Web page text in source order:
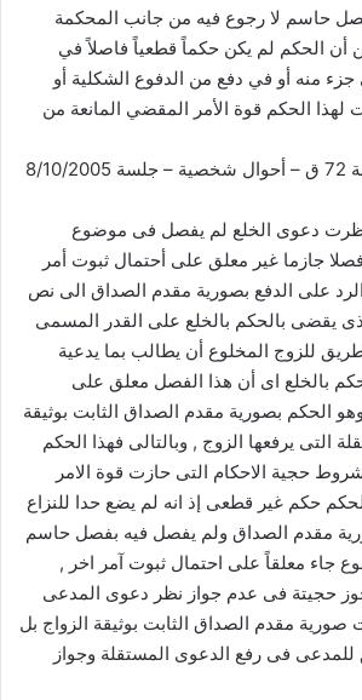
حاسم لا رجوع فيه من جانب المحكمة
أن الحكم لم يكن حكماً قطعياً فاصلاً في
منه أو في دفع من الدفوع الشكلية أو
لهذا الحكم قوة الأمر المقضي المانعة من
( الطعن رقم 558 لسنة 72 ق – أحوال شخصية – جلسة 8/10/2005
دعوى الخلع لم يفصل فى موضوع
جازما غير معلق على أحتمال ثبوت أمر
على الدفع بصورية مقدم الصداق الى نص
يقضى بالحكم بالخلع على القدر المسمى
للزوج المخلوع أن يطالب بما يدعية
بالخلع اى أن هذا الفصل معلق على
الحكم بصورية مقدم الصداق الثابت بوثيقة
التى يرفعها الزوج , وبالتالى فهذا الحكم
حجية الاحكام التى حازت قوة الامر
حكم غير قطعى إذ انه لم يضع حدا للنزاع
مقدم الصداق ولم يفصل فيه بفصل حاسم
جاء معلقاً على احتمال ثبوت آمر اخر ,
حجيتة فى عدم جواز نظر دعوى المدعى
صورية مقدم الصداق الثابت بوثيقة الزواج بل
فى رفع الدعوى المستقلة وجواز